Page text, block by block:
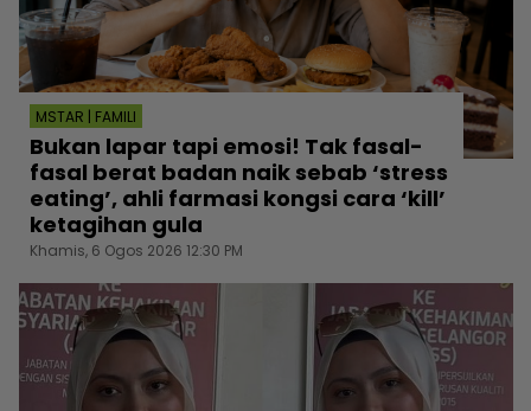
MSTAR | FAMILI
Bukan lapar tapi emosi! Tak fasal-
fasal berat badan naik sebab ‘stress
eating’, ahli farmasi kongsi cara ‘kill’
ketagihan gula
Khamis, 6 Ogos 2026 12:30 PM